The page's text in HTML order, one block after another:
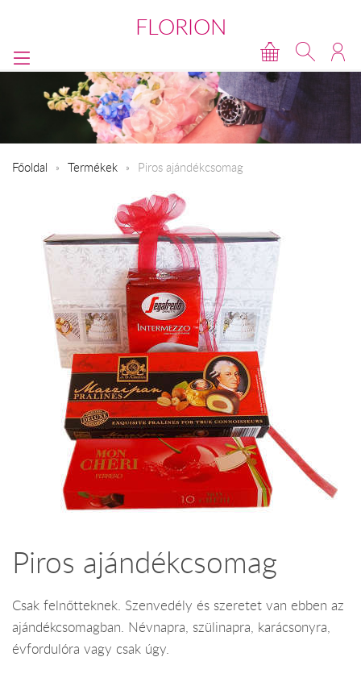
FLORION
Főoldal Termékek Piros ajándékcsomag
Piros ajándékcsomag
Csak felnőtteknek. Szenvedély és szeretet van ebben az
ajándékcsomagban. Névnapra, szülinapra, karácsonyra,
évfordulóra vagy csak úgy.